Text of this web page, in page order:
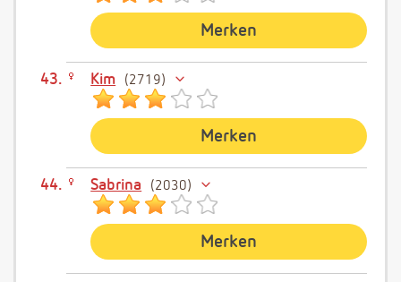
Merken
Kim 2719
Merken
Sabrina 2030
Merken